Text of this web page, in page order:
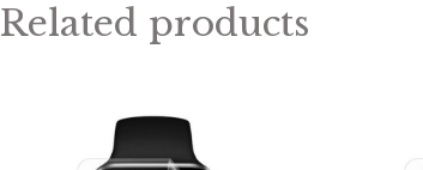
Related products